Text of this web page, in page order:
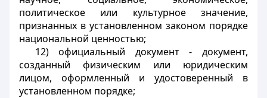
политическое или культурное значение,
признанных в установленном законом порядке
национальной ценностью;
12) официальный документ - документ,
созданный физическим или юридическим
лицом, оформленный и удостоверенный в
установленном порядке;